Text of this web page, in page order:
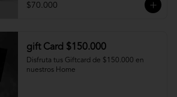
$70.000
gift Card $150.000
Disfruta tus Giftcard de $150.000 en
nuestros Home